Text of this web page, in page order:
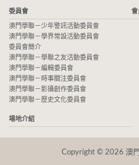
委員會
澳門學聯－少年警訊活動委員會
澳門學聯－學界常設活動委員會
委員會簡介
澳門學聯－學聯之友活動委員會
澳門學聯－編輯委員會
澳門學聯－時事關注委員會
澳門學聯－影攝創作委員會
澳門學聯－歷史文化委員會
會
場地介紹
Copyright © 2026 澳